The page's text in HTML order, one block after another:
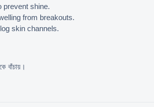
prevent shine.
from breakouts.
skin channels.
বাঁচায়।